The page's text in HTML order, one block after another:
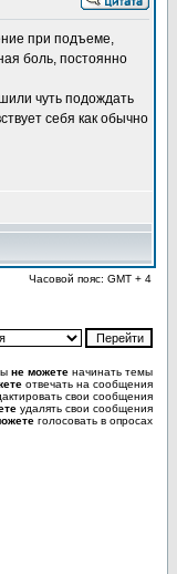
при подъеме,
боль, постоянно
чуть подождать
себя как обычно
Часовой пояс: GMT + 4
не можете начинать темы
отвечать на сообщения
свои сообщения
удалять свои сообщения
голосовать в опросах